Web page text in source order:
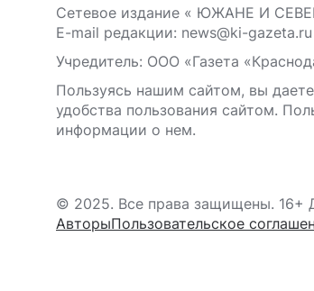
Сетевое издание « ЮЖАНЕ И
E-mail редакции: news@ki-
Учредитель: ООО «Газета
Пользуясь нашим сайтом, вы
удобства пользования сайтом.
информации о нем.
© 2025. Все права защищены. 16+
АвторыПользовательское